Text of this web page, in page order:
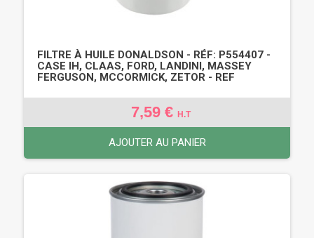
FILTRE À HUILE DONALDSON - RÉF: P554407 -
CASE IH, CLAAS, FORD, LANDINI, MASSEY
FERGUSON, MCCORMICK, ZETOR - REF
7,59 € H.T
AJOUTER AU PANIER